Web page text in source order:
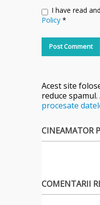
I have read
Policy *
Acest site
reduce spamul.
procesate
CINEAMATOR
COMENTARII